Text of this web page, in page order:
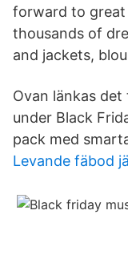
forward to great
thousands of
and jackets,
Ovan länkas
under Black
pack med
Levande fäbod